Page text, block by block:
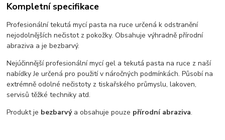
Kompletní specifikace
Profesionální tekutá mycí pasta na ruce určená k odstranění
nejodolnějších nečistot z pokožky. Obsahuje výhradně přírodní
abraziva a je bezbarvý.
​Nejúčinnější profesionální mycí gel a tekutá pasta na ruce z naší
nabídky Je určená pro použití v náročných podmínkách. Působí na
extrémně odolné nečistoty z tiskařského průmyslu, lakoven,
servisů těžké techniky atd.
Produkt je ​ bezbarvýa obsahuje pouze ​ přírodní abraziva.​